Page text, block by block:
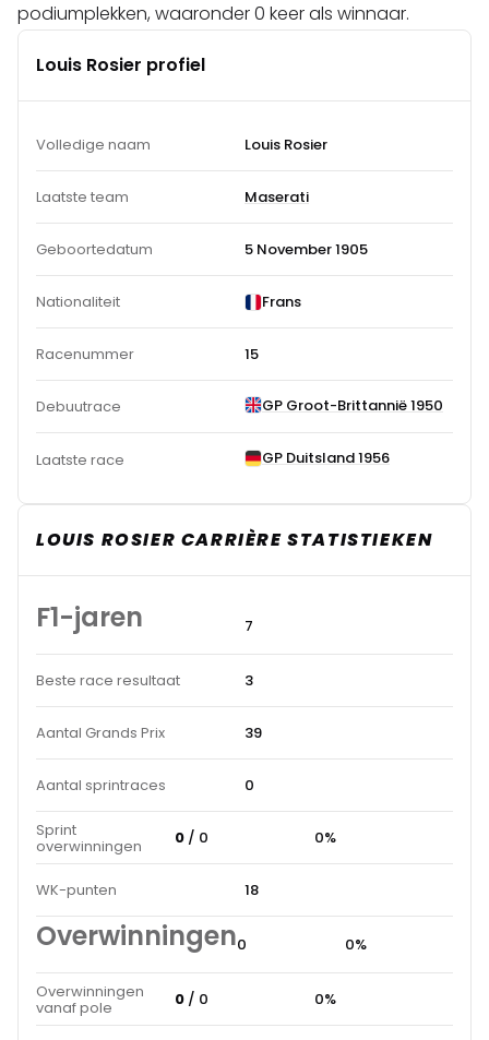
podiumplekken, waaronder 0 keer als winnaar.
Louis Rosier profiel
Volledige naam Louis Rosier
Laatste team Maserati
Geboortedatum 5 November 1905
Nationaliteit Frans
Racenummer 15
Debuutrace GP Groot-Brittannië 1950
Laatste race GP Duitsland 1956
LOUIS ROSIER CARRIÈRE STATISTIEKEN
F1-jaren 7
Beste race resultaat 3
Aantal Grands Prix 39
Aantal sprintraces 0
Sprint
overwinningen 0 / 0 0%
WK-punten 18
Overwinningen0 0%
Overwinningen
vanaf pole 0 / 0 0%